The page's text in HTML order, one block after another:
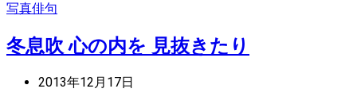
写真俳句
冬息吹 心の内を 見抜きたり
2013年12月17日